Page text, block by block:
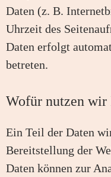
Daten (z. B.
Uhrzeit des
Daten erfolgt
betreten.
Wofür nutzen wir
Ein Teil der Daten
Bereitstellung der
Daten können zur